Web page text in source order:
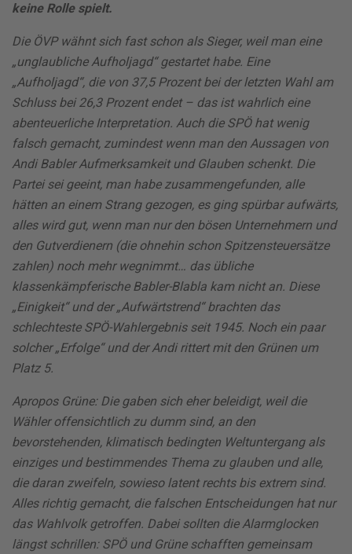
keine Rolle spielt.
Die ÖVP wähnt sich fast schon als Sieger, weil man eine
„unglaubliche Aufholjagd“ gestartet habe. Eine
„Aufholjagd“, die von 37,5 Prozent bei der letzten Wahl am
Schluss bei 26,3 Prozent endet – das ist wahrlich eine
abenteuerliche Interpretation. Auch die SPÖ hat wenig
falsch gemacht, zumindest wenn man den Aussagen von
Andi Babler Aufmerksamkeit und Glauben schenkt. Die
Partei sei geeint, man habe zusammengefunden, alle
hätten an einem Strang gezogen, es ging spürbar aufwärts,
alles wird gut, wenn man nur den bösen Unternehmern und
den Gutverdienern (die ohnehin schon Spitzensteuersätze
zahlen) noch mehr wegnimmt… das übliche
klassenkämpferische Babler-Blabla kam nicht an. Diese
„Einigkeit“ und der „Aufwärtstrend“ brachten das
schlechteste SPÖ-Wahlergebnis seit 1945. Noch ein paar
solcher „Erfolge“ und der Andi rittert mit den Grünen um
Platz 5.
Apropos Grüne: Die gaben sich eher beleidigt, weil die
Wähler offensichtlich zu dumm sind, an den
bevorstehenden, klimatisch bedingten Weltuntergang als
einziges und bestimmendes Thema zu glauben und alle,
die daran zweifeln, sowieso latent rechts bis extrem sind.
Alles richtig gemacht, die falschen Entscheidungen hat nur
das Wahlvolk getroffen. Dabei sollten die Alarmglocken
längst schrillen: SPÖ und Grüne schafften gemeinsam